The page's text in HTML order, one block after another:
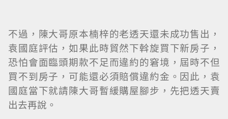
不過，陳大哥原本楠梓的老透天還未成功售出，
袁國庭評估，如果此時貿然下斡旋買下新房子，
恐怕會面臨頭期款不足而違約的窘境，屆時不但
買不到房子，可能還必須賠償違約金。因此，袁
國庭當下就請陳大哥暫緩購屋腳步，先把透天賣
出去再說。